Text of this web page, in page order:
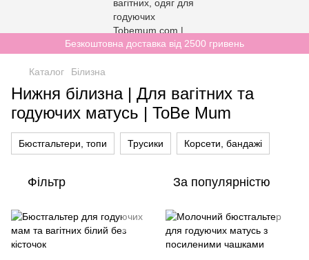
Безкоштовна доставка від 2500 гривень
Каталог Білизна
Нижня білизна | Для вагітних та
годуючих матусь | ToBe Mum
Бюстгальтери, топи Трусики Корсети, бандажі
Фільтр За популярністю